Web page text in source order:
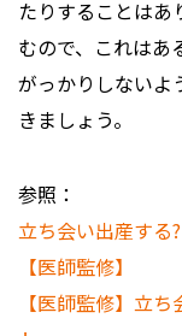
たりすることはあ
むので、これはあ
がっかりしないよ
きましょう。
参照：
立ち会い出産する
【医師監修】
【医師監修】立